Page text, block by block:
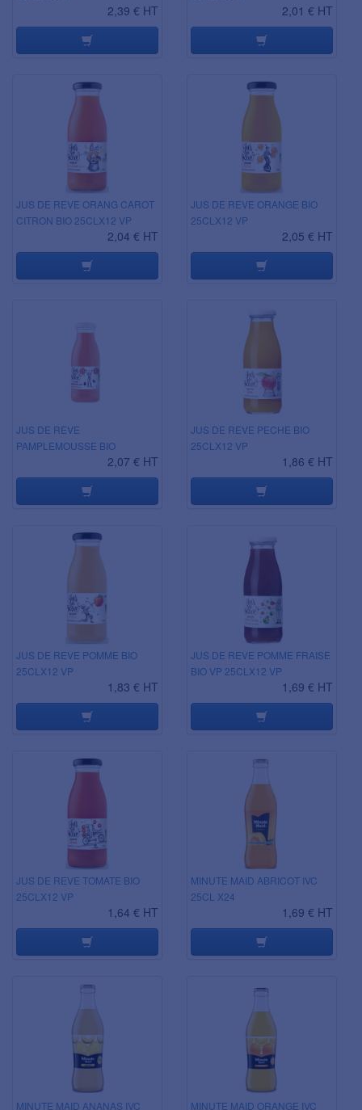
2,39 € HT 2,01 € HT
JUS DE REVE ORANG CAROT
CITRON BIO 25CLX12 VP
2,04 € HT
JUS DE REVE ORANGE BIO
25CLX12 VP
2,05 € HT
JUS DE REVE
PAMPLEMOUSSE BIO
2,07 € HT
JUS DE REVE PECHE BIO
25CLX12 VP
1,86 € HT
JUS DE REVE POMME BIO
25CLX12 VP
1,83 € HT
JUS DE REVE POMME FRAISE
BIO VP 25CLX12 VP
1,69 € HT
JUS DE REVE TOMATE BIO
25CLX12 VP
1,64 € HT
MINUTE MAID ABRICOT IVC
25CL X24
1,69 € HT
MINUTE MAID ANANAS IVC
MINUTE MAID ORANGE IVC